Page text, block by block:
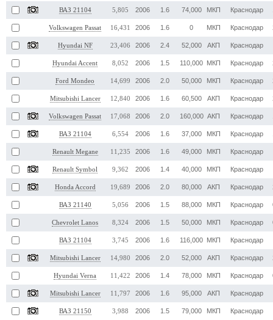
ВАЗ 21104 5,805 2006 1.6 74,000 МКП Краснодар
Volkswagen Passat 16,431 2006 1.6 0 МКП Краснодар
Hyundai NF 23,406 2006 2.4 52,000 АКП Краснодар
Hyundai Accent 8,052 2006 1.5 110,000 МКП Краснодар
Ford Mondeo 14,699 2006 2.0 50,000 МКП Краснодар
Mitsubishi Lancer 12,840 2006 1.6 60,500 АКП Краснодар
Volkswagen Passat 17,068 2006 2.0 160,000 АКП Краснодар
ВАЗ 21104 6,554 2006 1.6 37,000 МКП Краснодар
Renault Megane 11,235 2006 1.6 49,000 МКП Краснодар
Renault Symbol 9,362 2006 1.4 40,000 МКП Краснодар
Honda Accord 19,689 2006 2.0 80,000 АКП Краснодар
ВАЗ 21140 5,056 2006 1.5 88,000 МКП Краснодар
Chevrolet Lanos 8,324 2006 1.5 50,000 МКП Краснодар
ВАЗ 21104 3,745 2006 1.6 116,000 МКП Краснодар
Mitsubishi Lancer 14,980 2006 2.0 52,000 АКП Краснодар
Hyundai Verna 11,422 2006 1.4 78,000 МКП Краснодар
Mitsubishi Lancer 11,797 2006 1.6 95,000 АКП Краснодар
ВАЗ 21150 3,988 2006 1.5 79,000 МКП Краснодар